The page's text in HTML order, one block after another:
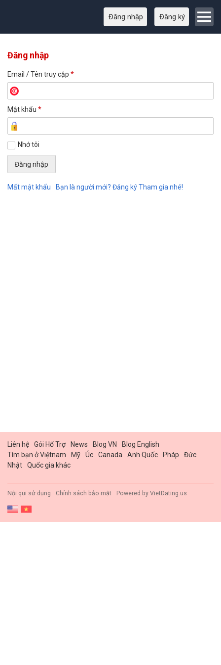
Đăng nhập Đăng ký
Đăng nhập
Email / Tên truy cập *
Mật khẩu *
Nhớ tôi
Mất mật khẩu Bạn là người mới? Đăng ký Tham gia nhé!
Liên hệ Gói Hổ Trợ News Blog VN
Blog English
Tìm bạn ở Việtnam
Mỹ Úc Canada Anh Quốc Pháp
Đức
Nhật
Quốc gia khác
Nội qui sử dụng Chính sách bảo mật Powered by VietDating.us